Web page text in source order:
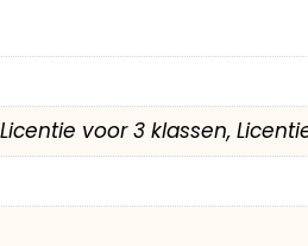
voor 3 klassen,